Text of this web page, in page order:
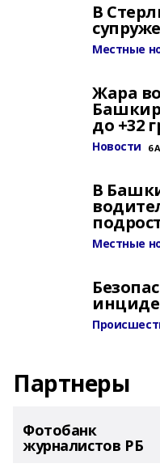
В
Местные
Жара
до +32
Новости 6
В
Местные
Партнеры
Фотобанк
журналистов РБ